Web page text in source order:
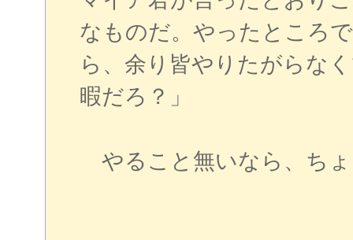
なものだ。やったところ
ら、余り皆やりたがら
暇だろ？」
やること無いなら、ち